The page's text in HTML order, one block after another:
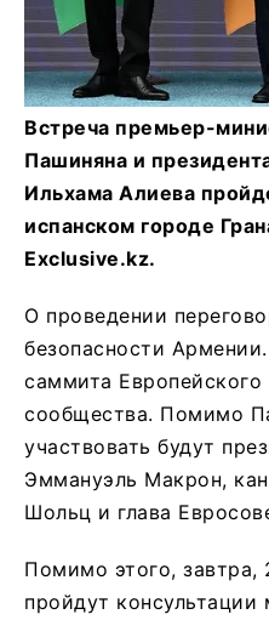
Встреча премьер-
Пашиняна и
Ильхама Алиева
испанском городе
Exclusive.kz.
О проведении
безопасности
саммита Европейского
сообщества. Помимо
участвовать будут
Эммануэль Макрон,
Шольц и глава
Помимо этого, завтра,
пройдут